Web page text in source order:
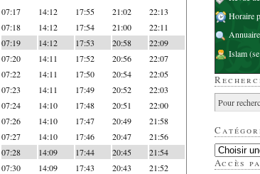
07:17 14:12 17:55 21:02 22:13
07:18 14:12 17:54 21:00 22:11
07:19 14:12 17:53 20:58 22:09
07:20 14:11 17:52 20:56 22:07
07:22 14:11 17:50 20:54 22:05
07:23 14:11 17:49 20:52 22:03
07:24 14:10 17:48 20:51 22:00
07:26 14:10 17:47 20:49 21:58
07:27 14:10 17:46 20:47 21:56
07:28 14:09 17:44 20:45 21:54
07:30 14:09 17:43 20:43 21:52
Horaire
Islam
Accès